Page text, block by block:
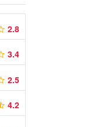
2.8
3.4
2.5
4.2